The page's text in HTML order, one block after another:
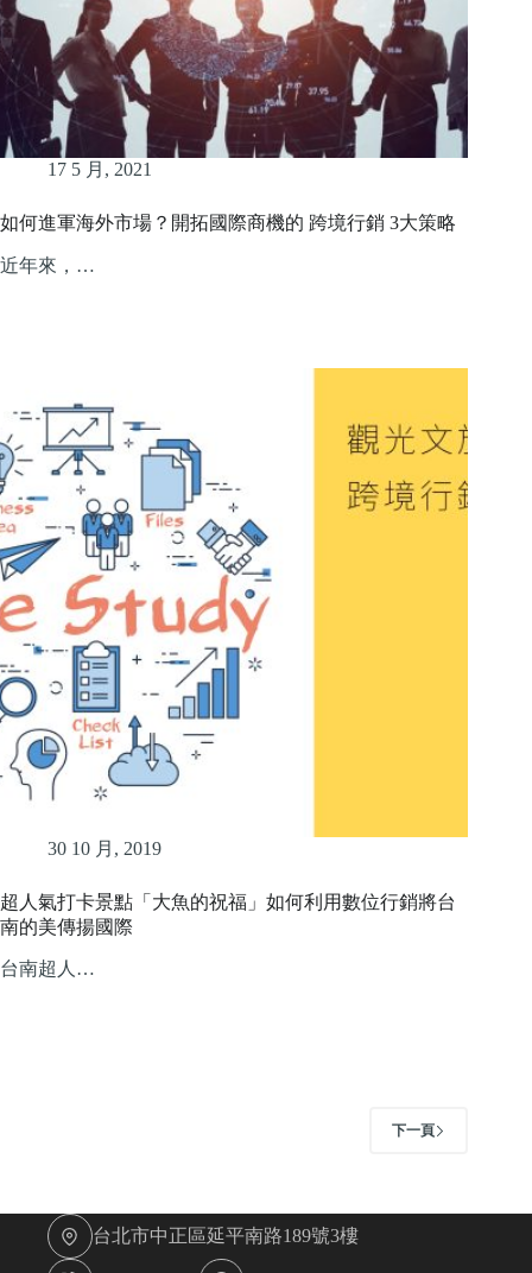
17 5 月, 2021
如何進軍海外市場？開拓國際商機的 跨境行銷 3大策略
近年來，…
30 10 月, 2019
超人氣打卡景點「大魚的祝福」如何利用數位行銷將台
南的美傳揚國際
台南超人…
下一頁
台北市中正區延平南路189號3樓